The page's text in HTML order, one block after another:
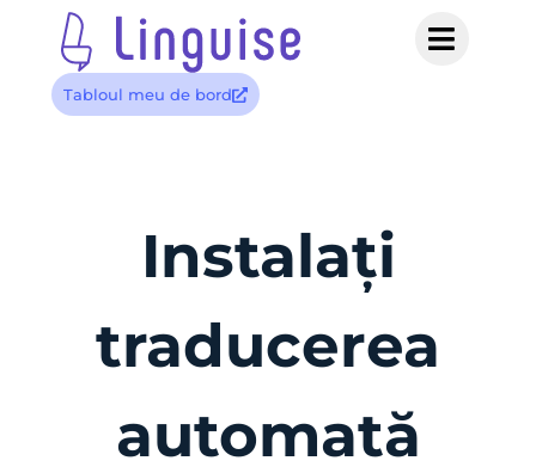
Tabloul meu de bord
Instalați
traducerea
automată